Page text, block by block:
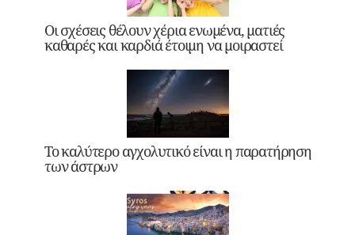
Οι σχέσεις θέλουν χέρια ενωμένα, ματιές
καθαρές και καρδιά έτοιμη να μοιραστεί
Το καλύτερο αγχολυτικό είναι η παρατήρηση
των άστρων